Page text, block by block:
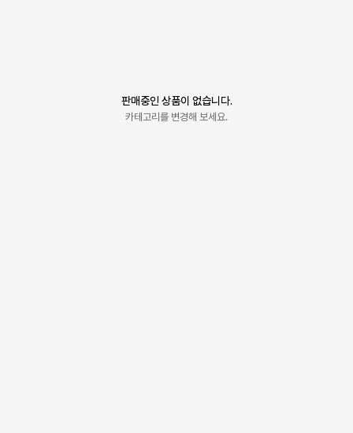
판매중인 상품이 없습니다.
카테고리를 변경해 보세요.